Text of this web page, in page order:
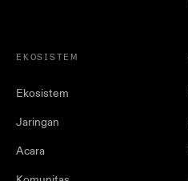
EKOSISTEM
Ekosistem
Jaringan
Acara